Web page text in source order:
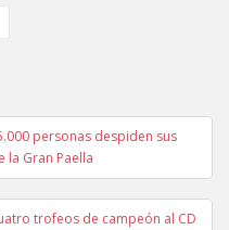
personas despiden sus
Gran Paella
trofeos de campeón al CD